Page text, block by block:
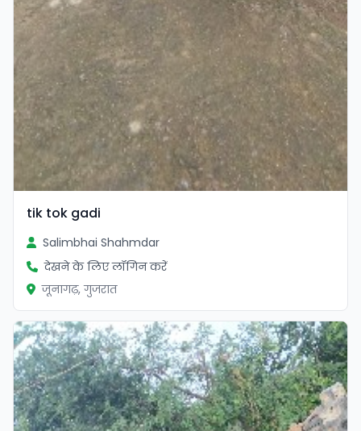
tik tok gadi
Salimbhai Shahmdar
देखने के लिए लॉगिन करें
जूनागढ़, गुजरात